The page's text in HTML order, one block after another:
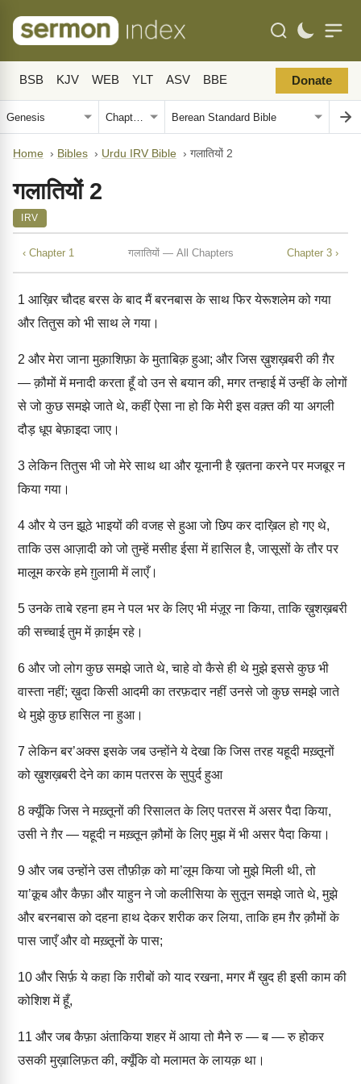
BSB KJV WEB YLT ASV BBE Donate
Home › Bibles › Urdu IRV Bible › गलातियों 2
गलातियों 2
IRV
‹ Chapter 1 गलातियों — All Chapters Chapter 3 ›
1 आख़िर चौदह बरस के बाद मैं बरनबास के साथ फिर येरूशलेम को गया
और तितुस को भी साथ ले गया।
2 और मेरा जाना मुक़ाशिफ़ा के मुताबिक़ हुआ; और जिस ख़ुशख़बरी की ग़ैर
— क़ौमों में मनादी करता हूँ वो उन से बयान की, मगर तन्हाई में उन्हीं के लोगों
से जो कुछ समझे जाते थे, कहीं ऐसा ना हो कि मेरी इस वक़्त की या अगली
दौड़ धूप बेफ़ाइदा जाए।
3लेकिन तितुस भी जो मेरे साथ था और यूनानी है ख़तना करने पर मजबूर न
किया गया।
4 और ये उन झूठे भाइयों की वजह से हुआ जो छिप कर दाख़िल हो गए थे,
ताकि उस आज़ादी को जो तुम्हें मसीह ईसा में हासिल है, जासूसों के तौर पर
मालूम करके हमे ग़ुलामी में लाएँ।
5उनके ताबे रहना हम ने पल भर के लिए भी मंज़ूर ना किया, ताकि ख़ुशख़बरी
की सच्चाई तुम में क़ाईम रहे।
6 और जो लोग कुछ समझे जाते थे, चाहे वो कैसे ही थे मुझे इससे कुछ भी
वास्ता नहीं; ख़ुदा किसी आदमी का तरफ़दार नहीं उनसे जो कुछ समझे जाते
थे मुझे कुछ हासिल ना हुआ।
7 लेकिन बर’अक्स इसके जब उन्होंने ये देखा कि जिस तरह यहूदी मख़्तूनों
को ख़ुशख़बरी देने का काम पतरस के सुपुर्द हुआ
8क्यूँकि जिस ने मख़्तूनों की रिसालत के लिए पतरस में असर पैदा किया,
उसी ने ग़ैर — यहूदी न मख़्तून क़ौमों के लिए मुझ में भी असर पैदा किया।
9 और जब उन्होंने उस तौफ़ीक़ को मा’लूम किया जो मुझे मिली थी, तो
या’क़ूब और कैफ़ा और याहुन ने जो कलीसिया के सुतून समझे जाते थे, मुझे
और बरनबास को दहना हाथ देकर शरीक कर लिया, ताकि हम ग़ैर क़ौमों के
पास जाएँ और वो मख़्तूनों के पास;
10 और सिर्फ़ ये कहा कि ग़रीबों को याद रखना, मगर मैं ख़ुद ही इसी काम की
कोशिश में हूँ,
11 और जब कैफ़ा अंताकिया शहर में आया तो मैने रु — ब — रु होकर
उसकी मुख़ालिफ़त की, क्यूँकि वो मलामत के लायक़ था।